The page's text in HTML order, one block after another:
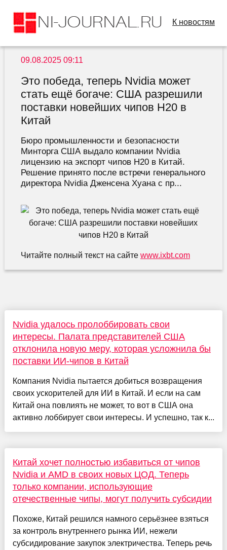
К новостям
09.08.2025 09:11
Это победа, теперь Nvidia может
стать ещё богаче: США разрешили
поставки новейших чипов H20 в
Китай
Бюро промышленности и безопасности
Минторга США выдало компании Nvidia
лицензию на экспорт чипов H20 в Китай.
Решение принято после встречи генерального
директора Nvidia Дженсена Хуана с пр...
Читайте полный текст на сайте www.ixbt.com
Nvidia удалось пролоббировать свои
интересы. Палата представителей США
отклонила новую меру, которая усложнила бы
поставки ИИ-чипов в Китай
Компания Nvidia пытается добиться возвращения
своих ускорителей для ИИ в Китай. И если на сам
Китай она повлиять не может, то вот в США она
активно лоббирует свои интересы. И успешно, так к...
Китай хочет полностью избавиться от чипов
Nvidia и AMD в своих новых ЦОД. Теперь
только компании, использующие
отечественные чипы, могут получить субсидии
Похоже, Китай решился намного серьёзнее взяться
за контроль внутреннего рынка ИИ, нежели
субсидирование закупок электричества. Теперь речь